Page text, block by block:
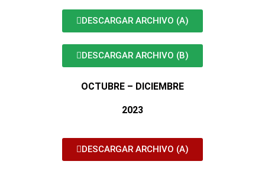
DESCARGAR ARCHIVO (A)
DESCARGAR ARCHIVO (B)
OCTUBRE – DICIEMBRE
2023
DESCARGAR ARCHIVO (A)